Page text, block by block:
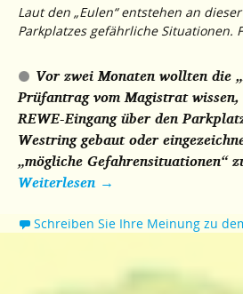
Laut den „Eulen“ entstehen an dieser
Parkplatzes gefährliche Situationen.
Vor zwei Monaten wollten die
Prüfantrag vom Magistrat
REWE-Eingang über den
Westring gebaut oder
„mögliche Gefahrensituationen“
Weiterlesen →
Schreiben Sie Ihre Meinung zu